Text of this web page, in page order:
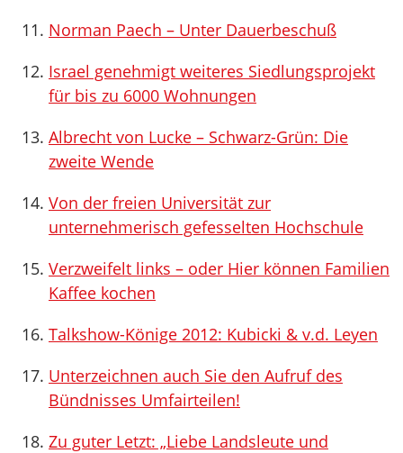
Norman Paech – Unter Dauerbeschuß
Israel genehmigt weiteres Siedlungsprojekt
für bis zu 6000 Wohnungen
Albrecht von Lucke – Schwarz-Grün: Die
zweite Wende
Von der freien Universität zur
unternehmerisch gefesselten Hochschule
Verzweifelt links – oder Hier können Familien
Kaffee kochen
Talkshow-Könige 2012: Kubicki & v.d. Leyen
Unterzeichnen auch Sie den Aufruf des
Bündnisses Umfairteilen!
Zu guter Letzt: „Liebe Landsleute und